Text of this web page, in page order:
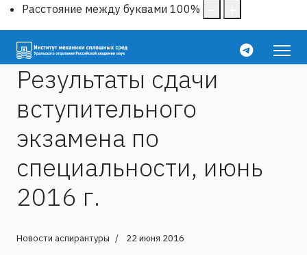
Расстояние между буквами 100%
Результаты сдачи
вступительного
экзамена по
специальности, июнь
2016 г.
Новости аспирантуры 22 июня 2016